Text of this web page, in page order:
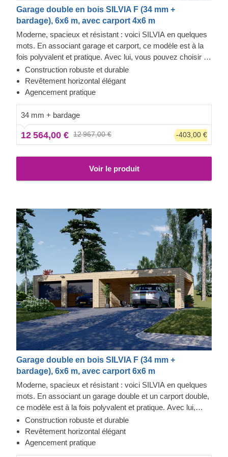
Garage double en bois SILVIA F (34 mm +
bardage), 6x6 m, avec carport 4x6 m
Moderne, spacieux et résistant : voici SILVIA en quelques
mots. En associant garage et carport, ce modèle est à la
fois polyvalent et pratique. Avec lui, vous pouvez choisir le
meilleur espace de stationnement pour chaque véhicule,
ou utiliser l'espace supplémentaire en fonction de vos
besoins. L'espace intérieur du garage peut parfaitement
d'espace de stockage, tandis que le carport peut vous
permettre de garder tous vos outils de jardinage à portée
de main. Ainsi, que vous possédiez 1, 2 ou 3 véhicules,
SILVIA vous permettra d'améliorer votre quotidien !
Construction robuste et durable
Revêtement horizontal élégant
Agencement pratique
34 mm + bardage
12 564,00 € 12 967,00 € -403,00 €
Voir le produit
Garage double en bois SILVIA F (34 mm +
bardage), 6x6 m, avec carport 6x6 m
Moderne, spacieux et résistant : voici SILVIA en quelques
mots. En associant un garage double et un carport double,
ce modèle est à la fois polyvalent et pratique. Avec lui,
vous pouvez choisir le meilleur espace de stationnement
pour vos véhicules, ou utiliser l'espace supplémentaire en
fonction de vos besoins. L'espace intérieur du garage peut
Construction robuste et durable
Revêtement horizontal élégant
Agencement pratique